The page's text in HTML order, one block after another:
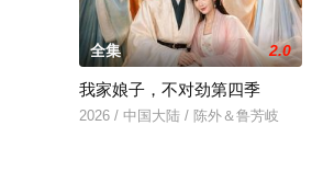
全集 2.0
我家娘子，不对劲第四季
2026 / 中国大陆 / 陈外＆鲁芳岐